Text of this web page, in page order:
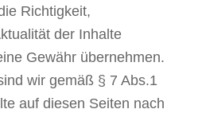
Richtigkeit,
der Inhalte
Gewähr übernehmen.
wir gemäß § 7 Abs.1
auf diesen Seiten nach